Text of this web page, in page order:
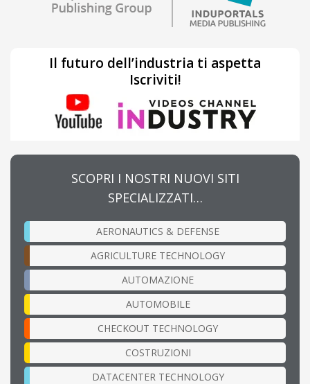
Il futuro dell’industria ti aspetta
Iscriviti!
SCOPRI I NOSTRI NUOVI SITI
SPECIALIZZATI…
AERONAUTICS & DEFENSE
AGRICULTURE TECHNOLOGY
AUTOMAZIONE
AUTOMOBILE
CHECKOUT TECHNOLOGY
COSTRUZIONI
DATACENTER TECHNOLOGY